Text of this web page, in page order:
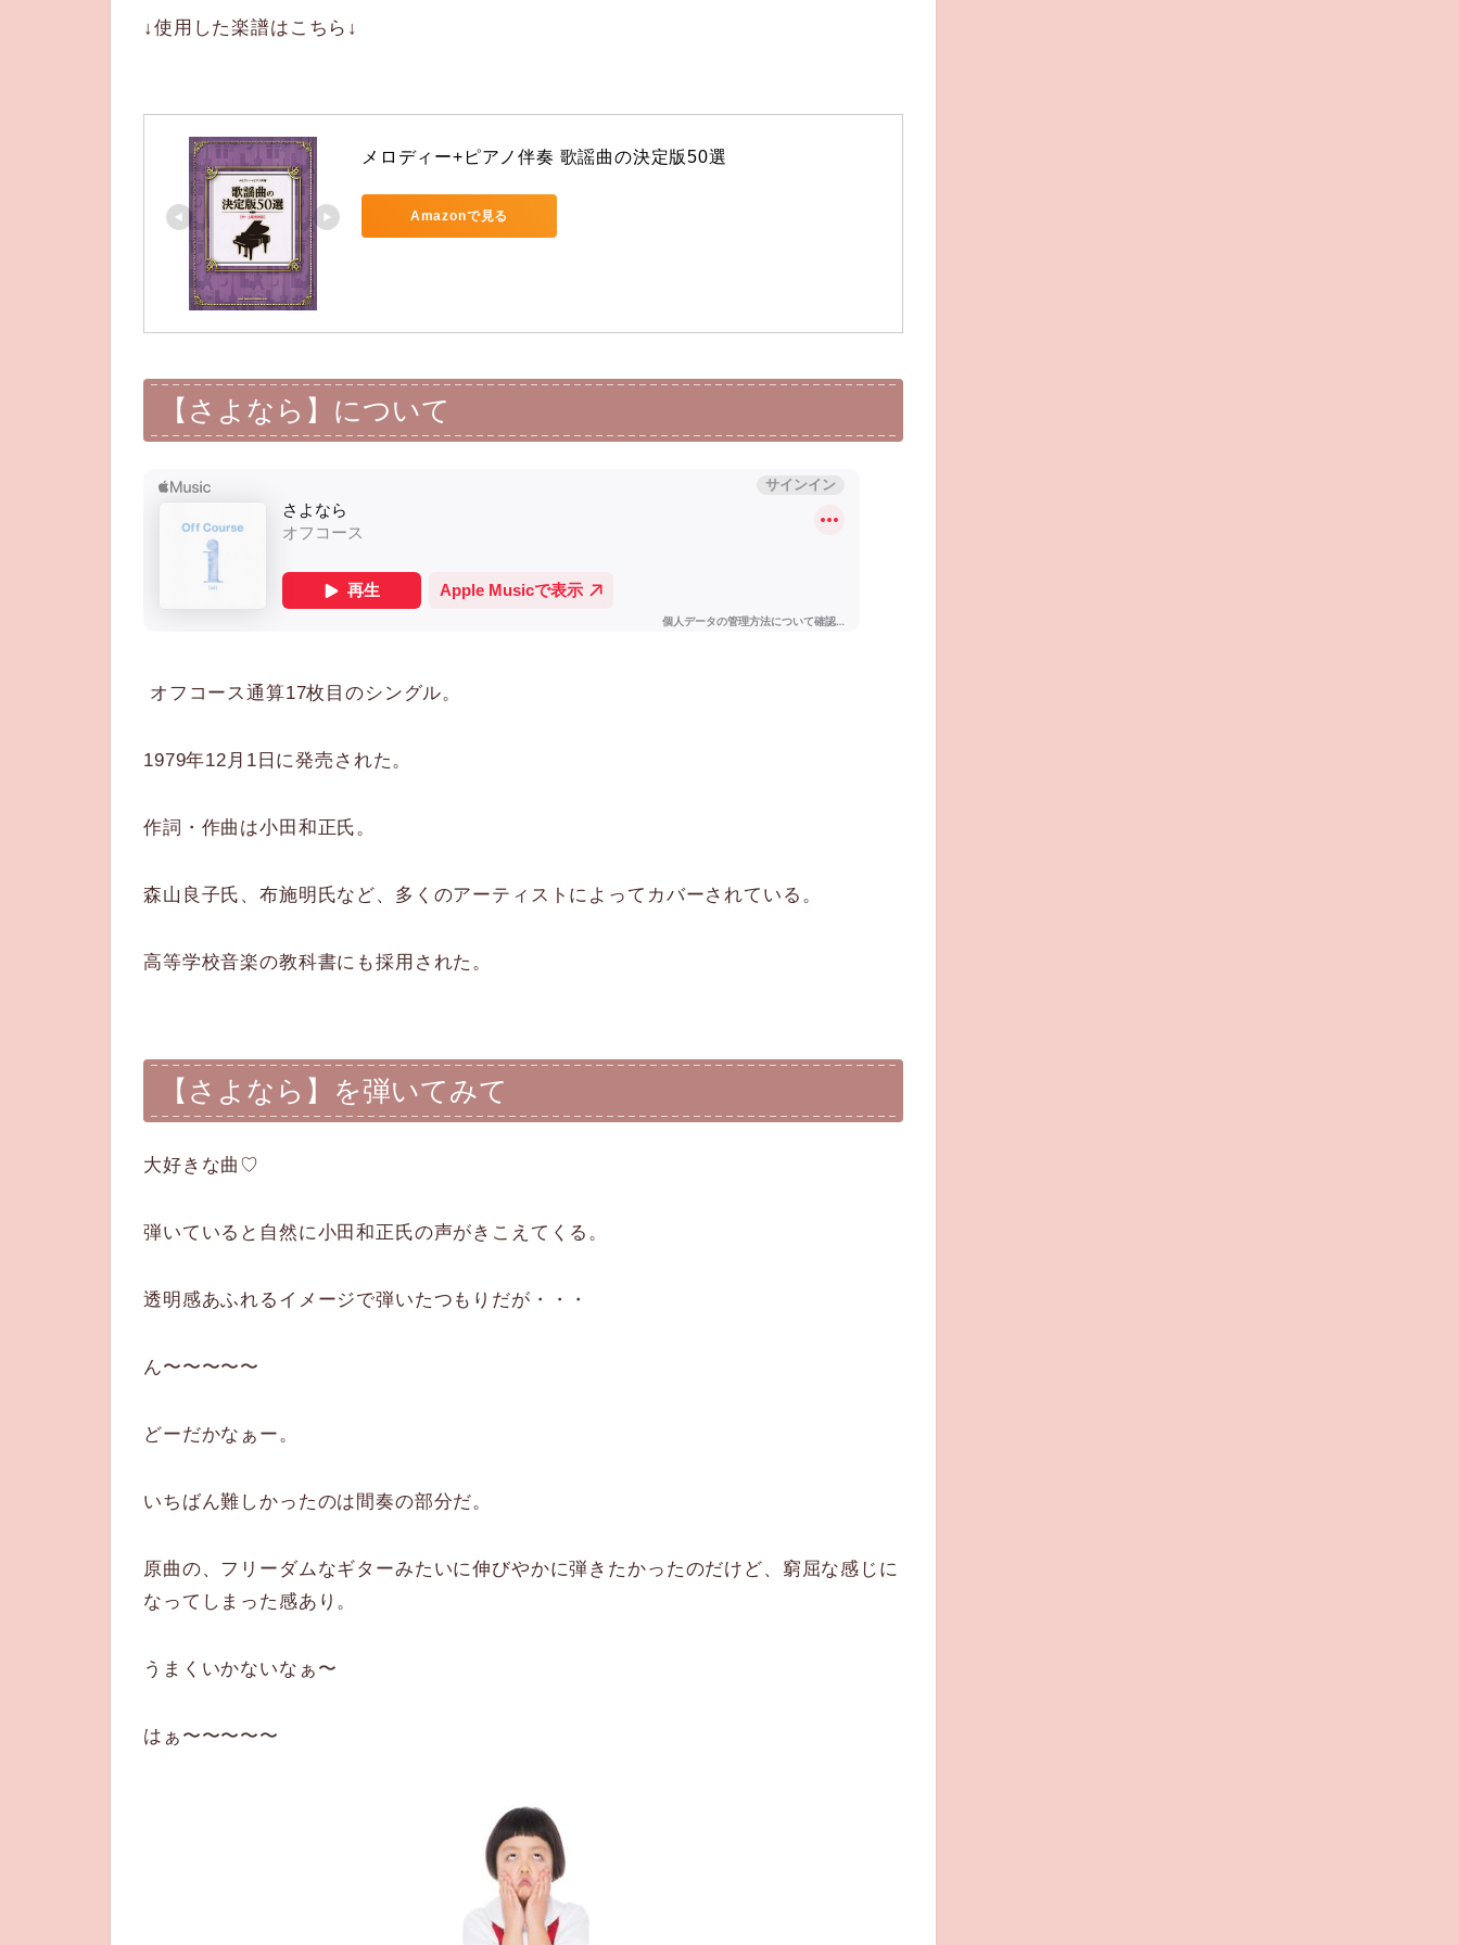
↓使用した楽譜はこちら↓
メロディー+ピアノ伴奏 歌謡曲の決定版50選
Amazonで見る
【さよなら】について
オフコース通算17枚目のシングル。
1979年12月1日に発売された。
作詞・作曲は小田和正氏。
森山良子氏、布施明氏など、多くのアーティストによってカバーされている。
高等学校音楽の教科書にも採用された。
【さよなら】を弾いてみて
大好きな曲♡
弾いていると自然に小田和正氏の声がきこえてくる。
透明感あふれるイメージで弾いたつもりだが・・・
ん〜〜〜〜〜
どーだかなぁー。
いちばん難しかったのは間奏の部分だ。
原曲の、フリーダムなギターみたいに伸びやかに弾きたかったのだけど、窮屈な感じに
なってしまった感あり。
うまくいかないなぁ〜
はぁ〜〜〜〜〜